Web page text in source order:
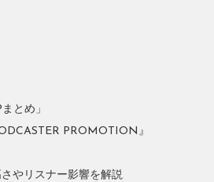
とめ」
PROMOTION』
やリスナー影響を解説